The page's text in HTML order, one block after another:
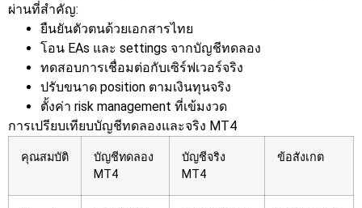
ผ่านที่สำคัญ:
ยืนยันตัวตนด้วยเอกสารไทย
โอน EAs และ settings จากบัญชีทดลอง
ทดสอบการเชื่อมต่อกับเซิร์ฟเวอร์จริง
ปรับขนาด position ตามเงินทุนจริง
ตั้งค่า risk management ที่เข้มงวด
การเปรียบเทียบบัญชีทดลองและจริง MT4
คุณสมบัติ
บัญชีทดลอง
MT4
บัญชีจริง
MT4
ข้อสังเกต